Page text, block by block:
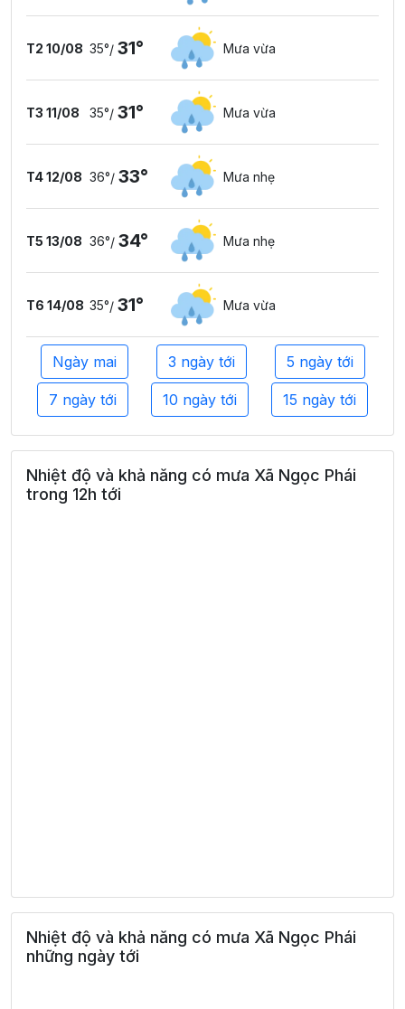
T2 10/08 35°/ 31° Mưa vừa
T3 11/08 35°/ 31° Mưa vừa
T4 12/08 36°/ 33° Mưa nhẹ
T5 13/08 36°/ 34° Mưa nhẹ
T6 14/08 35°/ 31° Mưa vừa
Ngày mai 3 ngày tới 5 ngày tới
7 ngày tới 10 ngày tới 15 ngày tới
Nhiệt độ và khả năng có mưa Xã Ngọc Phái
trong 12h tới
Nhiệt độ và khả năng có mưa Xã Ngọc Phái
những ngày tới